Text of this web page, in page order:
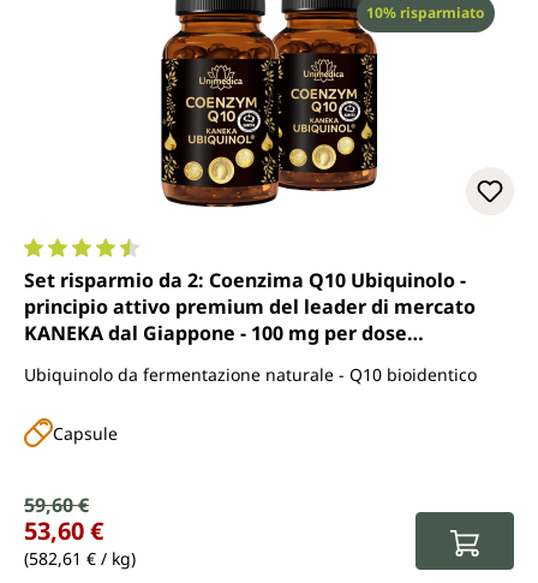
Sconto
10% risparmiato
Valutazione media di 4.6 su 5 stelle
Set risparmio da 2: Coenzima Q10 Ubiquinolo -
principio attivo premium del leader di mercato
KANEKA dal Giappone - 100 mg per dose
Unimedica
Ubiquinolo da fermentazione naturale - Q10 bioidentico
Capsule
Prezzo di vendita:
Prezzo normale:
59,60 €
53,60 €
(582,61 € / kg)